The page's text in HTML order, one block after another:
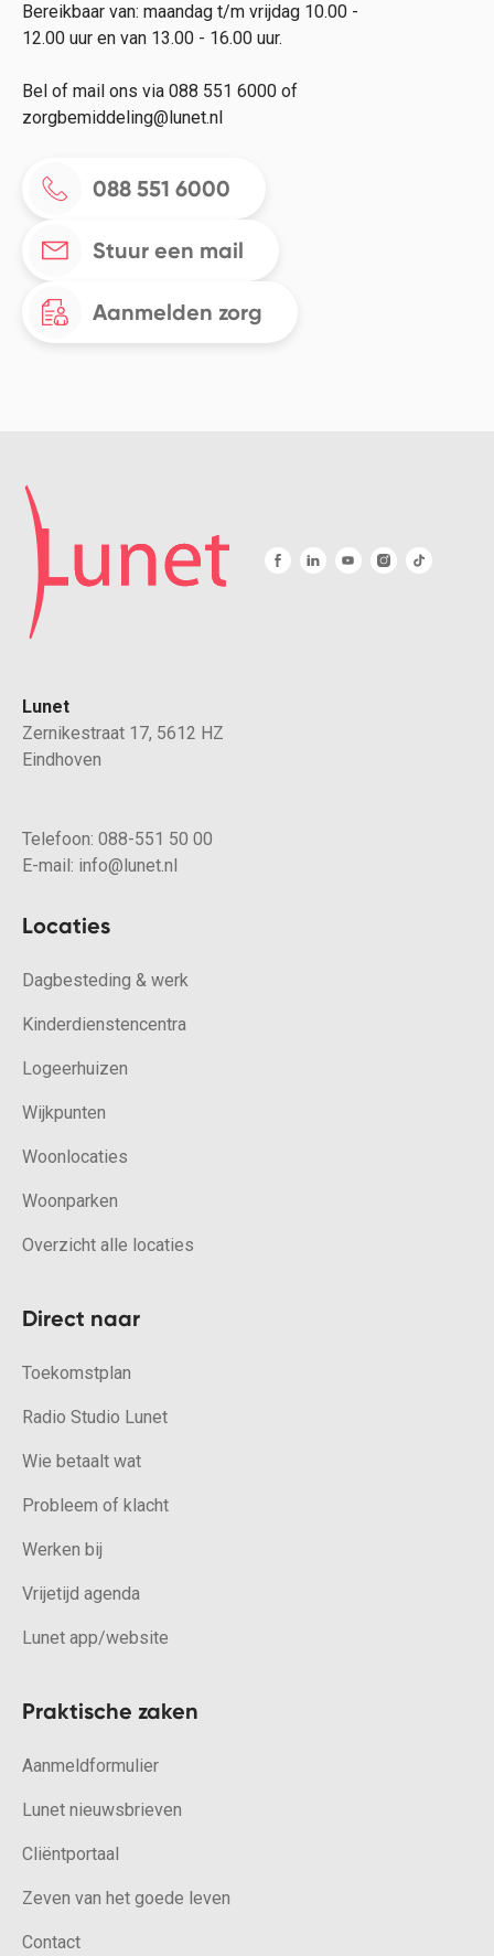
Bereikbaar van: maandag t/m vrijdag 10.00 -
12.00 uur en van 13.00 - 16.00 uur.
Bel of mail ons via 088 551 6000 of
zorgbemiddeling@lunet.nl
088 551 6000
Stuur een mail
Aanmelden zorg
Lunet
Zernikestraat 17, 5612 HZ
Eindhoven
Telefoon: 088-551 50 00
E-mail: info@lunet.nl
Locaties
Dagbesteding & werk
Kinderdienstencentra
Logeerhuizen
Wijkpunten
Woonlocaties
Woonparken
Overzicht alle locaties
Direct naar
Toekomstplan
Radio Studio Lunet
Wie betaalt wat
Probleem of klacht
Werken bij
Vrijetijd agenda
Lunet app/website
Praktische zaken
Aanmeldformulier
Lunet nieuwsbrieven
Cliëntportaal
Zeven van het goede leven
Contact